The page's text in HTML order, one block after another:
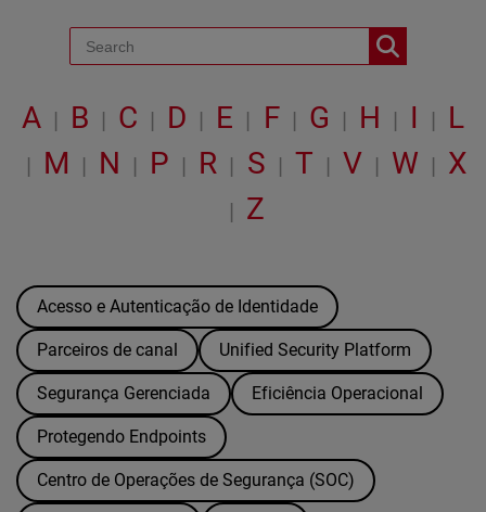
A | B | C | D | E | F | G | H | I | L
| M | N | P | R | S | T | V | W | X
| Z
Acesso e Autenticação de Identidade
Parceiros de canal Unified Security Platform
Segurança Gerenciada Eficiência Operacional
Protegendo Endpoints
Centro de Operações de Segurança (SOC)